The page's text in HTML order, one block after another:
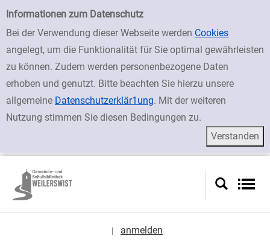
Erweiterte Suche
Informationen zum Datenschutz
Bei der Verwendung dieser Webseite werden Cookies
angelegt, um die Funktionalität für Sie optimal gewährleisten
zu können. Zudem werden personenbezogene Daten
erhoben und genutzt. Bitte beachten Sie hierzu unsere
allgemeine Datenschutzerklär1ung. Mit der weiteren
Nutzung stimmen Sie diesen Bedingungen zu.
zur Navigation springen
zum Inhalt springen
Zur erweiterten Suche springen
anmelden